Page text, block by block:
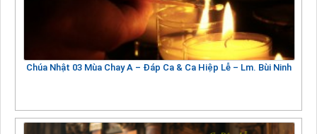
Chúa Nhật 03 Mùa Chay A – Đáp Ca & Ca Hiệp Lễ – Lm. Bùi Ninh